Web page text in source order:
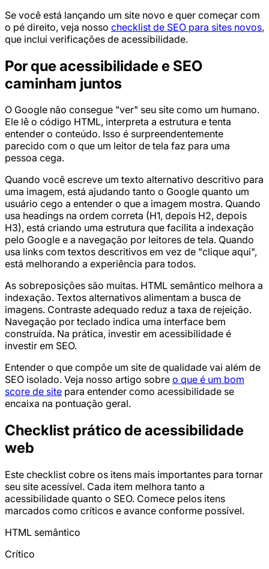
Se você está lançando um site novo e quer começar com
o pé direito, veja nosso checklist de SEO para sites novos,
que inclui verificações de acessibilidade.
Por que acessibilidade e SEO
caminham juntos
O Google não consegue "ver" seu site como um humano.
Ele lê o código HTML, interpreta a estrutura e tenta
entender o conteúdo. Isso é surpreendentemente
parecido com o que um leitor de tela faz para uma
pessoa cega.
Quando você escreve um texto alternativo descritivo para
uma imagem, está ajudando tanto o Google quanto um
usuário cego a entender o que a imagem mostra. Quando
usa headings na ordem correta (H1, depois H2, depois
H3), está criando uma estrutura que facilita a indexação
pelo Google e a navegação por leitores de tela. Quando
usa links com textos descritivos em vez de "clique aqui",
está melhorando a experiência para todos.
As sobreposições são muitas. HTML semântico melhora a
indexação. Textos alternativos alimentam a busca de
imagens. Contraste adequado reduz a taxa de rejeição.
Navegação por teclado indica uma interface bem
construída. Na prática, investir em acessibilidade é
investir em SEO.
Entender o que compõe um site de qualidade vai além de
SEO isolado. Veja nosso artigo sobre o que é um bom
score de site para entender como acessibilidade se
encaixa na pontuação geral.
Checklist prático de acessibilidade
web
Este checklist cobre os itens mais importantes para tornar
seu site acessível. Cada item melhora tanto a
acessibilidade quanto o SEO. Comece pelos itens
marcados como críticos e avance conforme possível.
HTML semântico
Crítico